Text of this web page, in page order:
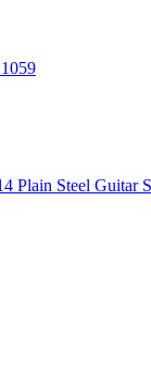
Plain Steel Guitar